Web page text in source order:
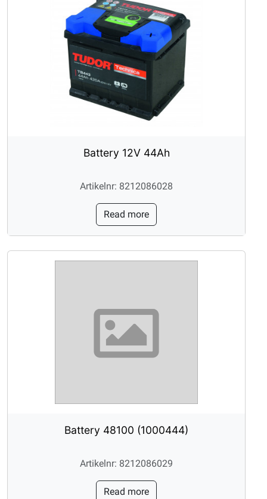
Battery 12V 44Ah
Artikelnr: 8212086028
Read more
Battery 48100 (1000444)
Artikelnr: 8212086029
Read more